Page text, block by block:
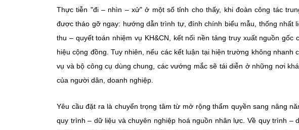
Thực tiễn "đi – nhìn – xử" ở một số tỉnh cho thấy, khi đoàn công tác
được tháo gỡ ngay: hướng dẫn trình tự, đính chính biểu mẫu, thống nhất
thu – quyết toán nhiệm vụ KH&CN, kết nối nền tảng truy xuất nguồn
hiệu cộng đồng. Tuy nhiên, nếu các kết luận tại hiện trường không
vụ và bộ công cụ dùng chung, các vướng mắc sẽ tái diễn ở những nơi
của người dân, doanh nghiệp.
Yêu cầu đặt ra là chuyển trọng tâm từ mở rộng thẩm quyền sang nâng
quy trình – dữ liệu và chuyên nghiệp hoá nguồn nhân lực. Về quy trình –